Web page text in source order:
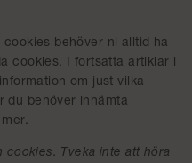
behöver ni alltid ha
cookies. I fortsatta artiklar i
om just vilka
du behöver inhämta
cookies. Tveka inte att höra